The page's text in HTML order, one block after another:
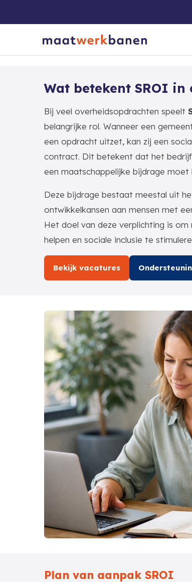
Wat betekent SROI in
Bij veel overheidsopdrachten speelt
belangrijke rol. Wanneer een
een opdracht uitzet, kan zij een
contract. Dit betekent dat het
een maatschappelijke bijdrage moet
Deze bijdrage bestaat meestal uit
ontwikkelkansen aan mensen met
Het doel van deze verplichting is
helpen en sociale inclusie te
Bekijk vacatures
Plan van aanpak SROI